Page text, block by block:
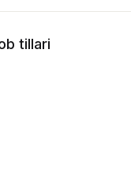
tillari